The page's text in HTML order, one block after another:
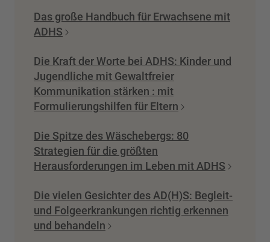
Das große Handbuch für Erwachsene mit
ADHS
Die Kraft der Worte bei ADHS: Kinder und
Jugendliche mit Gewaltfreier
Kommunikation stärken : mit
Formulierungshilfen für Eltern
Die Spitze des Wäschebergs: 80
Strategien für die größten
Herausforderungen im Leben mit ADHS
Die vielen Gesichter des AD(H)S: Begleit-
und Folgeerkrankungen richtig erkennen
und behandeln